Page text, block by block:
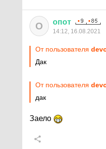
О опот
14:12, 16.08.2021
От пользователя
Дак
От пользователя
дак
Заело